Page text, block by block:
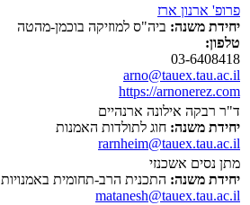
פרופ' ארנון ארז
יחידת משנה: ביה"ס למוזיקה בוכמן-מהטה
טלפון:
03-6408418
arno@tauex.tau.ac.il
https://arnonerez.com
ד"ר רבקה אילונה ארנהיים
יחידת משנה: חוג לתולדות האמנות
rarnheim@tauex.tau.ac.il
מתן נסים אשכנזי
יחידת משנה: התכנית הרב-תחומית באמנויות
matanesh@tauex.tau.ac.il